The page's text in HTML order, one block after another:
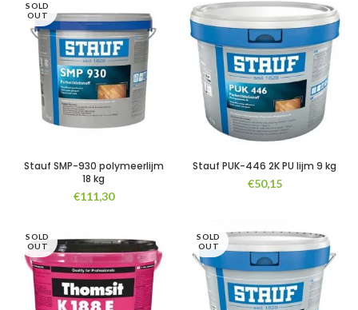
SOLD
OUT
Stauf SMP-930 polymeerlijm
18 kg
€111,30
Stauf PUK-446 2K PU lijm 9 kg
€50,15
SOLD
OUT
SOLD
OUT